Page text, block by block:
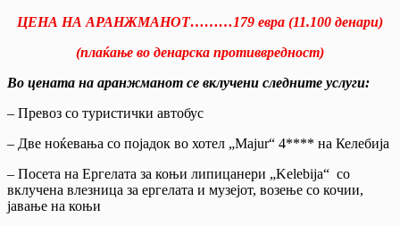
ЦЕНА НА АРАНЖМАНОТ………179 евра (11.100 денари)
(плаќање во денарска противвредност)
Во цената на аранжманот се вклучени следните услуги:
– Превоз со туристички автобус
– Две ноќевања со појадок во хотел „Majur“ 4**** на Келебија
– Посета на Eргелата за коњи липицанери „Kelebija“ со
вклучена влезница за ергелата и музејот, возење со кочии,
јавање на коњи